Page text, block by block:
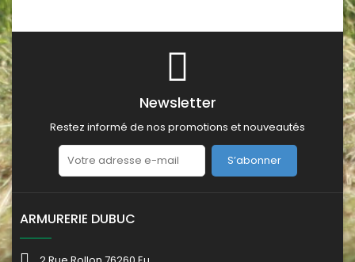
Newsletter
Restez informé de nos promotions et nouveautés
S’abonner
ARMURERIE DUBUC